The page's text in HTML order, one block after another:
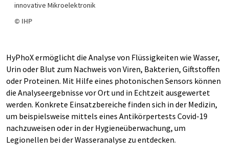
innovative Mikroelektronik
© IHP
HyPhoX ermöglicht die Analyse von Flüssigkeiten wie Wasser,
Urin oder Blut zum Nachweis von Viren, Bakterien, Giftstoffen
oder Proteinen. Mit Hilfe eines photonischen Sensors können
die Analyseergebnisse vor Ort und in Echtzeit ausgewertet
werden. Konkrete Einsatzbereiche finden sich in der Medizin,
um beispielsweise mittels eines Antikörpertests Covid-19
nachzuweisen oder in der Hygieneüberwachung, um
Legionellen bei der Wasseranalyse zu entdecken.